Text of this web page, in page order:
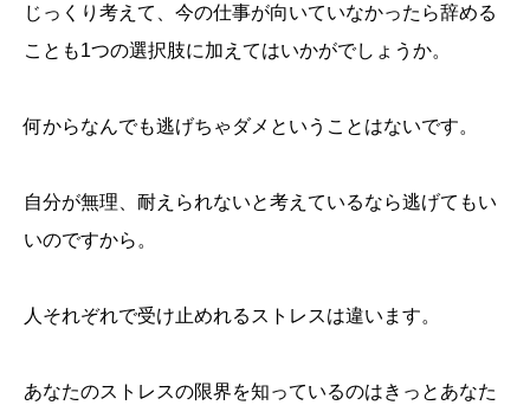
じっくり考えて、今の仕事が向いていなかったら辞める
ことも1つの選択肢に加えてはいかがでしょうか。
何からなんでも逃げちゃダメということはないです。
自分が無理、耐えられないと考えているなら逃げてもい
いのですから。
人それぞれで受け止めれるストレスは違います。
あなたのストレスの限界を知っているのはきっとあなた